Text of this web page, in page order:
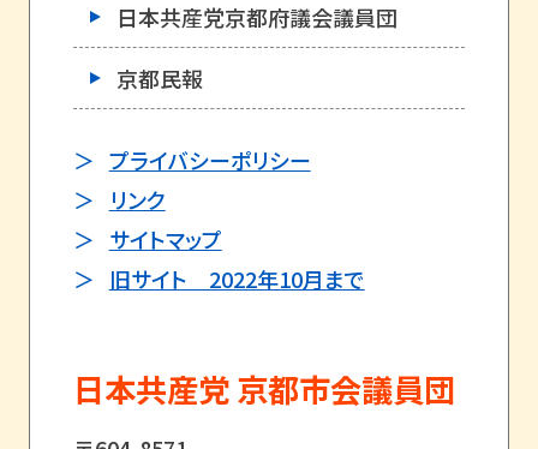
日本共産党 京都市会議員団
日本共産党京都府議会議員団
京都民報
プライバシーポリシー
リンク
サイトマップ
旧サイト 2022年10月まで